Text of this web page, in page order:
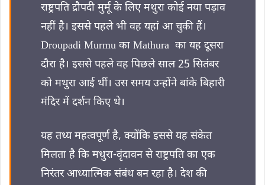
राष्ट्रपति द्रौपदी मुर्मू के लिए मथुरा कोई नया पड़ाव
नहीं है। इससे पहले भी वह यहां आ चुकी हैं।
Droupadi Murmu का Mathura का यह दूसरा
दौरा है। इससे पहले वह पिछले साल 25 सितंबर
को मथुरा आई थीं। उस समय उन्होंने बांके बिहारी
मंदिर में दर्शन किए थे।
यह तथ्य महत्वपूर्ण है, क्योंकि इससे यह संकेत
मिलता है कि मथुरा-वृंदावन से राष्ट्रपति का एक
निरंतर आध्यात्मिक संबंध बन रहा है। देश की